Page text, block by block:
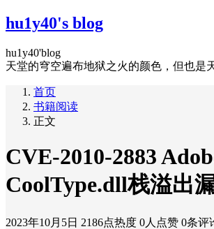
hu1y40's blog
hu1y40'blog
天堂的穹空遍布地狱之火的颜色，但也是
首页
书籍阅读
正文
CVE-2010-2883
CoolType.dll栈溢出
2023年10月5日 2186点热度 0人点赞 0条评